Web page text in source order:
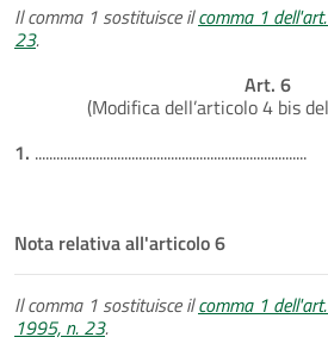
Il comma 1 sostituisce ilcomma 1
23.
Art. 6
(Modifica dell’articolo 4 bis
1. ............................................................................
Nota relativa all'articolo 6
Il comma 1 sostituisce ilcomma 1
1995, n. 23.